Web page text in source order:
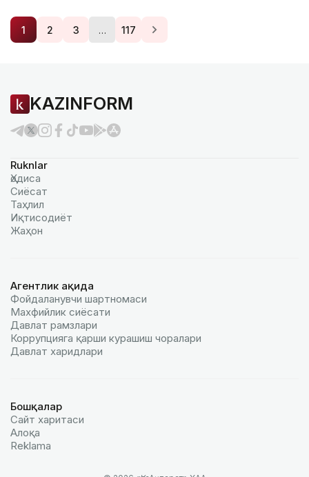
1 2 3 … 117
KAZINFORM
Ruknlar
Ҳодиса
Сиёсат
Таҳлил
Иқтисодиёт
Жаҳон
Агентлик ҳақида
Фойдаланувчи шартномаси
Махфийлик сиёсати
Давлат рамзлари
Коррупцияга қарши курашиш чоралари
Давлат харидлари
Бошқалар
Сайт харитаси
Алоқа
Reklamа